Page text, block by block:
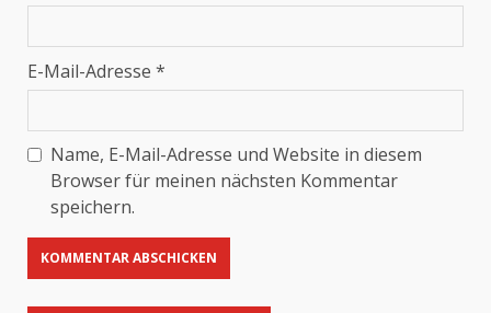
E-Mail-Adresse *
Name, E-Mail-Adresse und Website in diesem
Browser für meinen nächsten Kommentar
speichern.